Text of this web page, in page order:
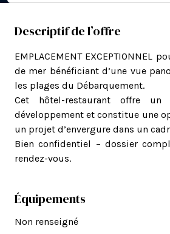
Descriptif de l’offre
EMPLACEMENT EXCEPTIONNEL
de mer bénéficiant d’une vue
les plages du Débarquement.
Cet hôtel-restaurant offre
développement et constitue une
un projet d’envergure dans un
Bien confidentiel – dossier
rendez-vous.
Équipements
Non renseigné